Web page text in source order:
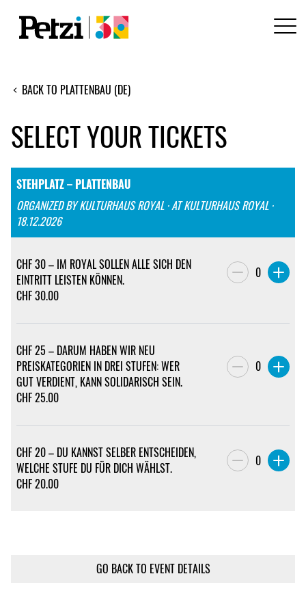
BACK TO PLATTENBAU (DE)
SELECT YOUR TICKETS
STEHPLATZ – PLATTENBAU
ORGANIZED BY KULTURHAUS ROYAL · AT KULTURHAUS ROYAL ·
18.12.2026
CHF 30 – IM ROYAL SOLLEN ALLE SICH DEN
EINTRITT LEISTEN KÖNNEN.
CHF30.00
0
CHF 25 – DARUM HABEN WIR NEU
PREISKATEGORIEN IN DREI STUFEN: WER
GUT VERDIENT, KANN SOLIDARISCH SEIN.
CHF25.00
0
CHF 20 – DU KANNST SELBER ENTSCHEIDEN,
WELCHE STUFE DU FÜR DICH WÄHLST.
CHF20.00
0
GO BACK TO EVENT DETAILS